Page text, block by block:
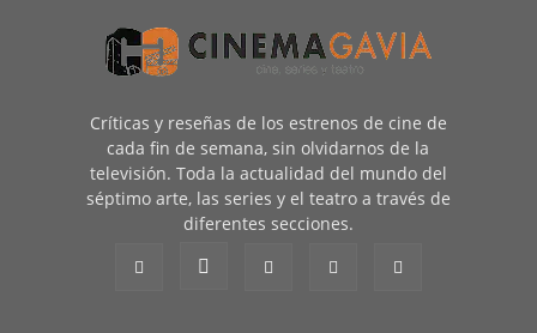
Críticas y reseñas de los estrenos de cine de
cada fin de semana, sin olvidarnos de la
televisión. Toda la actualidad del mundo del
séptimo arte, las series y el teatro a través de
diferentes secciones.